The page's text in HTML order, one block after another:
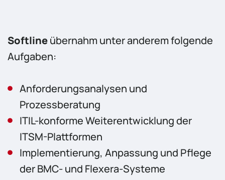
Softlineübernahm unter anderem folgende
Aufgaben:
Anforderungsanalysen und
Prozessberatung
ITIL-konforme Weiterentwicklung der
ITSM-Plattformen
Implementierung, Anpassung und Pflege
der BMC- und Flexera-Systeme